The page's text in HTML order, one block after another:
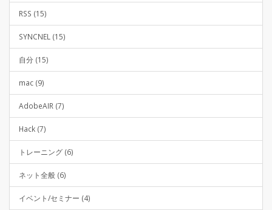
RSS (15)
SYNCNEL (15)
自分 (15)
mac (9)
AdobeAIR (7)
Hack (7)
トレーニング (6)
ネット全般 (6)
イベント/セミナー (4)